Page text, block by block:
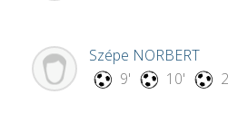
Szépe NORBERT
9'
10'